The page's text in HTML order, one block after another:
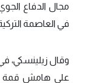
مجال الدفاع
في العاصمة
وقال زيلينسكي،
على هامش قمة